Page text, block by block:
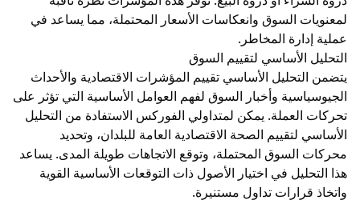
لمعنويات السوق وانعكاسات الأسعار المحتملة، مما يساعد في
عملية إدارة المخاطر.
التحليل الأساسي لتقييم السوق
يتضمن التحليل الأساسي تقييم المؤشرات الاقتصادية والأحداث
الجيوسياسية وأخبار السوق لفهم العوامل الأساسية التي تؤثر على
تحركات العملة. يمكن لمتداولي الفوركس الاستفادة من التحليل
الأساسي لتقييم الصحة الاقتصادية العامة للبلدان، وتحديد
محركات السوق المحتملة، وتوقع الاتجاهات طويلة المدى. يساعد
هذا التحليل في اختيار الأصول ذات التوقعات الأساسية القوية
واتخاذ قرارات تداول مستنيرة.